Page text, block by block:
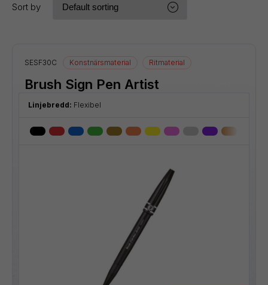
Sort by
SESF30C Konstnärsmaterial Ritmaterial
Brush Sign Pen Artist
Linjebredd: Flexibel